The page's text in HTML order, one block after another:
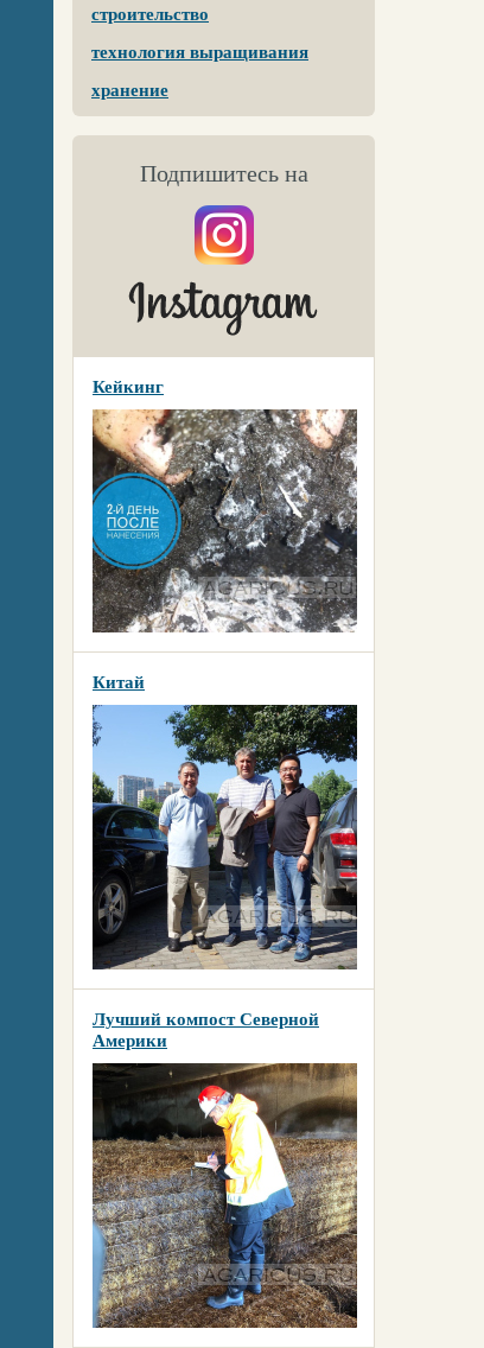
строительство
технология выращивания
хранение
Подпишитесь на
Кейкинг
Китай
Лучший компост Северной
Америки